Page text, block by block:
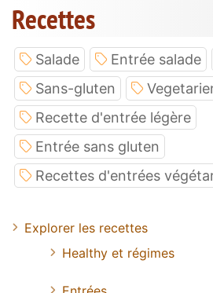
Recettes
Salade Entrée salade
Sans-gluten
Recette d'entrée légère
Entrée sans gluten
Recettes d'entrées
Explorer les recettes
Healthy et régimes